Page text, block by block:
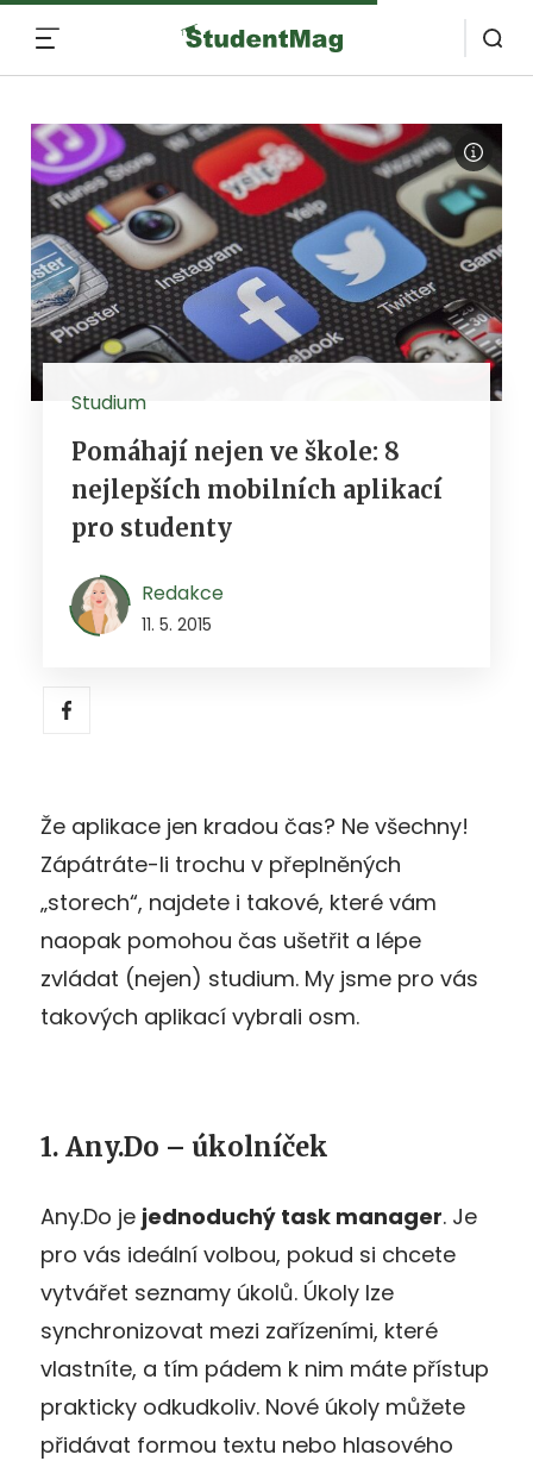
Studium
Pomáhají nejen ve škole: 8
nejlepších mobilních aplikací
pro studenty
Redakce
11. 5. 2015
Že aplikace jen kradou čas? Ne všechny!
Zápátráte-li trochu v přeplněných
„storech“, najdete i takové, které vám
naopak pomohou čas ušetřit a lépe
zvládat (nejen) studium. My jsme pro vás
takových aplikací vybrali osm.
1. Any.Do – úkolníček
Any.Do je jednoduchý task manager. Je
pro vás ideální volbou, pokud si chcete
vytvářet seznamy úkolů. Úkoly lze
synchronizovat mezi zařízeními, které
vlastníte, a tím pádem k nim máte přístup
prakticky odkudkoliv. Nové úkoly můžete
přidávat formou textu nebo hlasového